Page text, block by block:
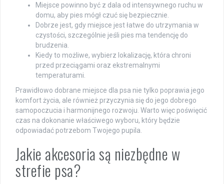
Miejsce powinno być z dala od intensywnego ruchu w
domu, aby pies mógł czuć się bezpiecznie.
Dobrze jest, gdy miejsce jest łatwe do utrzymania w
czystości, szczególnie jeśli pies ma tendencję do
brudzenia.
Kiedy to możliwe, wybierz lokalizację, która chroni
przed przeciągami oraz ekstremalnymi
temperaturami.
Prawidłowo dobrane miejsce dla psa nie tylko poprawia jego
komfort życia, ale również przyczynia się do jego dobrego
samopoczucia i harmonijnego rozwoju. Warto więc poświęcić
czas na dokonanie właściwego wyboru, który będzie
odpowiadać potrzebom Twojego pupila.
Jakie akcesoria są niezbędne w
strefie psa?